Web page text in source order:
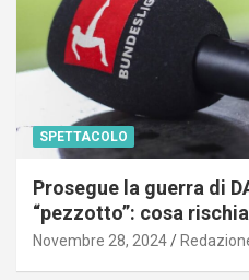
SPETTACOLO
Prosegue la guerra di
“pezzotto”: cosa
Novembre 28, 2024